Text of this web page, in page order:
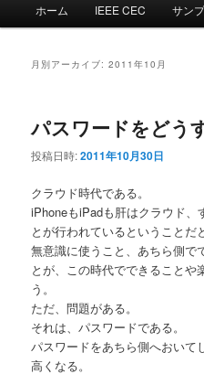
ホーム IEEE CEC サン
月別アーカイブ:2011年10月
パスワードをどう
投稿日時:2011年10月30日
クラウド時代である。
iPhoneもiPadも肝はクラウド、
とが行われているということだ
無意識に使うこと、あちら側で
とが、この時代でできることや
う。
ただ、問題がある。
それは、パスワードである。
パスワードをあちら側へおいて
高くなる。